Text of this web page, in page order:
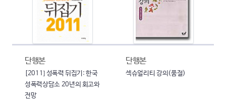
단행본
[2011] 성폭력 뒤집기: 한국
성폭력상담소 20년의 회고와
전망
단행본
섹슈얼리티 강의(품절)